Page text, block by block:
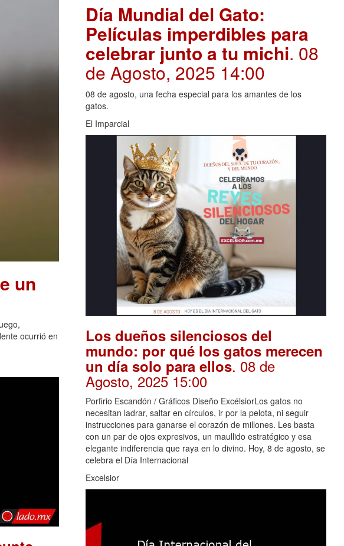
un
ocurrió en
Día Mundial del Gato:
Películas imperdibles para
celebrar junto a tu michi. 08
de Agosto, 2025 14:00
08 de agosto, una fecha especial para los amantes de los
gatos.
El Imparcial
Los dueños silenciosos del
mundo: por qué los gatos merecen
un día solo para ellos. 08 de
Agosto, 2025 15:00
Porfirio Escandón / Gráficos Diseño ExcélsiorLos gatos no
necesitan ladrar, saltar en círculos, ir por la pelota, ni seguir
instrucciones para ganarse el corazón de millones. Les basta
con un par de ojos expresivos, un maullido estratégico y esa
elegante indiferencia que raya en lo divino. Hoy, 8 de agosto, se
celebra el Día Internacional
Excelsior